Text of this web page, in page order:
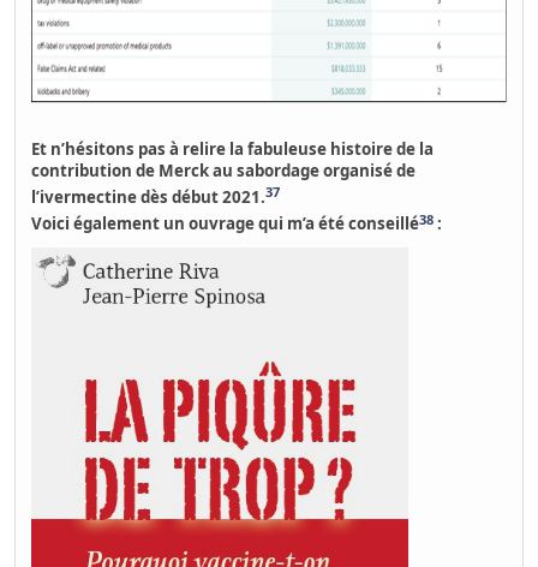
Et n’hésitons pas à relire la fabuleuse histoire de la
contribution de Merck au sabordage organisé de
l’ivermectinedès début 2021.37
Voici également un ouvrage qui m’a été conseillé38 :